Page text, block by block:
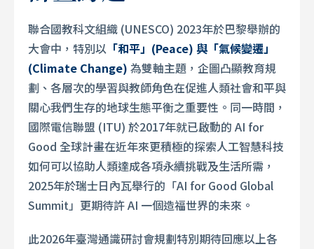
聯合國教科文組織 (UNESCO) 2023年於巴黎舉辦的
大會中，特別以 「和平」(Peace) 與「氣候變遷」
(Climate Change) 為雙軸主題，企圖凸顯教育規
劃、各層次的學習與教師角色在促進人類社會和平與
關心我們生存的地球生態平衡之重要性。同一時間，
國際電信聯盟 (ITU) 於2017年就已啟動的 AI for
Good 全球計畫在近年來更積極的探索人工智慧科技
如何可以協助人類達成各項永續挑戰及生活所需，
2025年於瑞士日內瓦舉行的「AI for Good Global
Summit」更期待許 AI 一個造福世界的未來。
此2026年臺灣通識研討會規劃特別期待回應以上各